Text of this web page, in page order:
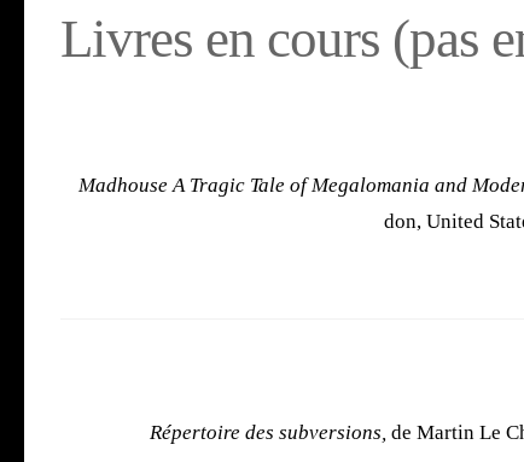
Livres en cours (pas
Madhouse A Tra­gic Tale of Mega­lo­ma­nia and
don, Uni­ted
Réper­toire des sub­ver­sions, de Mar­tin Le